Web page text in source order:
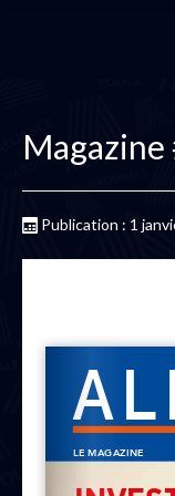
Magazine
Publication : 1